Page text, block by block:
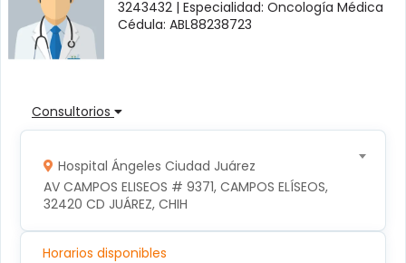
3243432 | Especialidad: Oncología Médica
Cédula: ABL88238723
Consultorios
Hospital Ángeles Ciudad Juárez
AV CAMPOS ELISEOS # 9371, CAMPOS ELÍSEOS,
32420 CD JUÁREZ, CHIH
Horarios disponibles